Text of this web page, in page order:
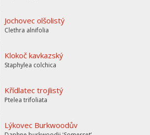
Jochovec olšolistý
Clethra alnifolia
Klokoč kavkazský
Staphylea colchica
Křídlatec trojlistý
Ptelea trifoliata
Lýkovec Burkwoodův